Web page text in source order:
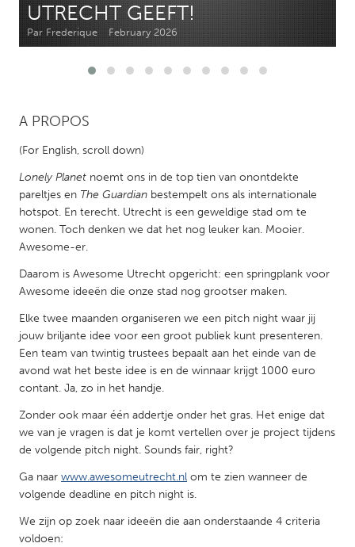
CANADA
MALAYSIA
Kuala Lumpur
Leiden
Rotterdam
QATAR
SINGAPORE
Singapore
UNITED KINGDOM
Glasgow
UTRECHT GEEFT!
Par Frederique February 2026
A PROPOS
(For English, scroll down)
Lonely Planet noemt ons in de top tien van onontdekte
pareltjes en The Guardian bestempelt ons als internationale
hotspot. En terecht. Utrecht is een geweldige stad om te
wonen. Toch denken we dat het nog leuker kan. Mooier.
Awesome-er.
Daarom is Awesome Utrecht opgericht: een springplank voor
Awesome ideeën die onze stad nog grootser maken.
Elke twee maanden organiseren we een pitch night waar jij
jouw briljante idee voor een groot publiek kunt presenteren.
Een team van twintig trustees bepaalt aan het einde van de
avond wat het beste idee is en de winnaar krijgt 1000 euro
contant. Ja, zo in het handje.
Zonder ook maar één addertje onder het gras. Het enige dat
we van je vragen is dat je komt vertellen over je project tijdens
de volgende pitch night. Sounds fair, right?
Ga naar www.awesomeutrecht.nl om te zien wanneer de
volgende deadline en pitch night is.
We zijn op zoek naar ideeën die aan onderstaande 4 criteria
voldoen: